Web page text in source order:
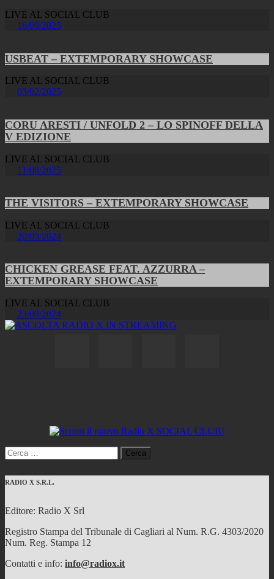
LIVE AL SOCIAL CLUB
16/09/2025
USBEAT – EXTEMPORARY SHOWCASE
LIVE AL SOCIAL CLUB
03/02/2025
CORU ARESTI / UNFOLD 2 – LO SPINOFF DELLA
V EDIZIONE
LIVE AL SOCIAL CLUB
11/08/2025
THE VISITORS – EXTEMPORARY SHOWCASE
LIVE AL SOCIAL CLUB
20/09/2024
CHICKEN GREASE FEAT. AZZURRA –
EXTEMPORARY SHOWCASE
LIVE AL SOCIAL CLUB
23/09/2024
Ricerca
per:
RADIO X S.R.L.
Editore: Radio X Srl
Registro Stampa del Tribunale di Cagliari al Num. R.G. 4303/2020
Num. Reg. Stampa 12
Contatti e info: info@radiox.it